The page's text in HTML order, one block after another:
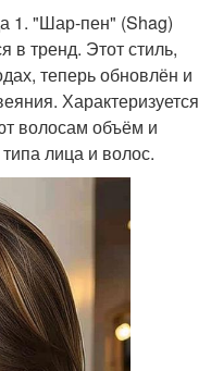
1. "Шар-пен" (Shag)
тренд. Этот стиль,
теперь обновлён и
Характеризуется
волосам объём и
лица и волос.